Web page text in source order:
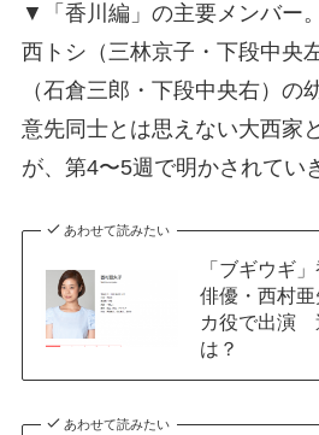
▼「香川編」の主要メンバー
西トシ（三林京子・下段中央
（石倉三郎・下段中央右）の
意先同士とは思えない大西家
が、第4〜5週で明かされてい
あわせて読みたい
「ブギウギ
俳優・西村
カ役で出演
は？
あわせて読みたい